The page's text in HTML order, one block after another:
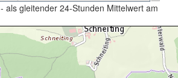
- als gleitender 24-Stunden Mittelwert am